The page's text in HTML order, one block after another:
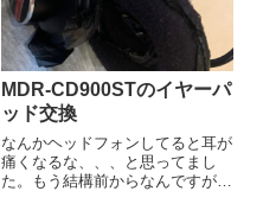
MDR-CD900STのイヤーパ
ッド交換
なんかヘッドフォンしてると耳が
痛くなるな、、、と思ってまし
た。もう結構前からなんですが。